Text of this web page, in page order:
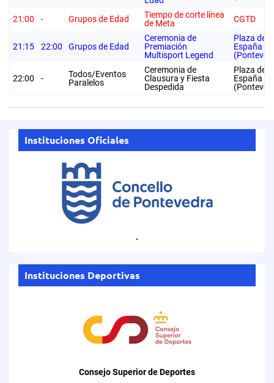
21:00 - Grupos de Edad
Tiempo de corte línea
de Meta
CGTD
21:15 22:00 Grupos de Edad
Ceremonia de
Premiación
Multisport Legend
Plaza de
España
22:00 -
Todos/Eventos
Paralelos
Ceremonia de
Clausura y Fiesta
Despedida
Plaza de
España
Instituciones Oficiales
.
Instituciones Deportivas
World Triathlon